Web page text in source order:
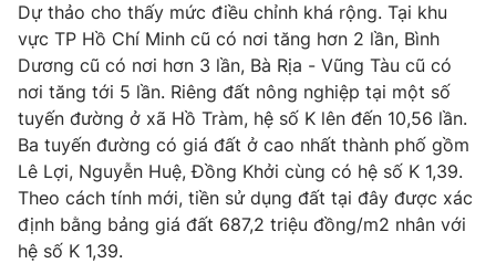
Theo dõi báo trên
Cơ quan chủ quản:Đài Truyền hình Việt Nam
Cơ quan báo chí: Thời báo VTV
Giấy phép hoạt động báo in và báo điện tử số 483/GP-BTTTT
cấp ngày 29/12/2023
Tổng Biên tập:Vũ Thanh Thủy
Phó Tổng Biên tập:
Nguyễn Trọng Ninh
Dự thảo cho thấy mức điều chỉnh khá rộng. Tại khu
vực TP Hồ Chí Minh cũ có nơi tăng hơn 2 lần, Bình
Dương cũ có nơi hơn 3 lần, Bà Rịa - Vũng Tàu cũ có
nơi tăng tới 5 lần. Riêng đất nông nghiệp tại một số
tuyến đường ở xã Hồ Tràm, hệ số K lên đến 10,56 lần.
Ba tuyến đường có giá đất ở cao nhất thành phố gồm
Lê Lợi, Nguyễn Huệ, Đồng Khởi cùng có hệ số K 1,39.
Theo cách tính mới, tiền sử dụng đất tại đây được xác
định bằng bảng giá đất 687,2 triệu đồng/m2 nhân với
hệ số K 1,39.